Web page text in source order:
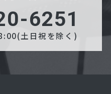
6251
土日祝を除く)